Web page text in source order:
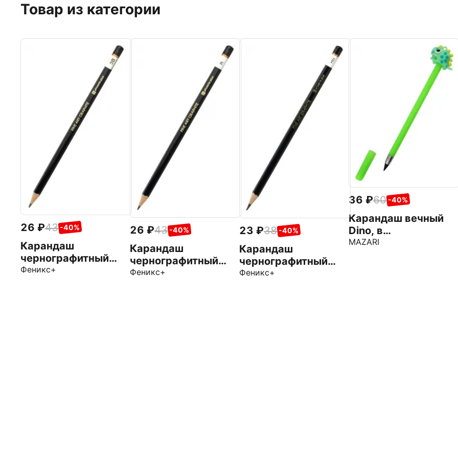
Товар из категории
26 43 -40%
Карандаш
чернографитный
Жираф, 3B
Феникс+
26 43 -40%
Карандаш
чернографитный
Жираф, B
Феникс+
23 38 -40%
Карандаш
чернографитный
Жираф, HB
Феникс+
36 60 -40%
Карандаш вечный
Dino, в
ассортименте
MAZARI